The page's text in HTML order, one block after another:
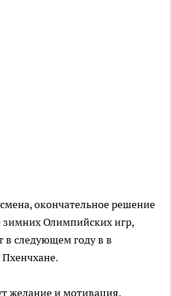
окончательное решение
зимних Олимпийских игр,
в следующем году в в
желание и мотивация,